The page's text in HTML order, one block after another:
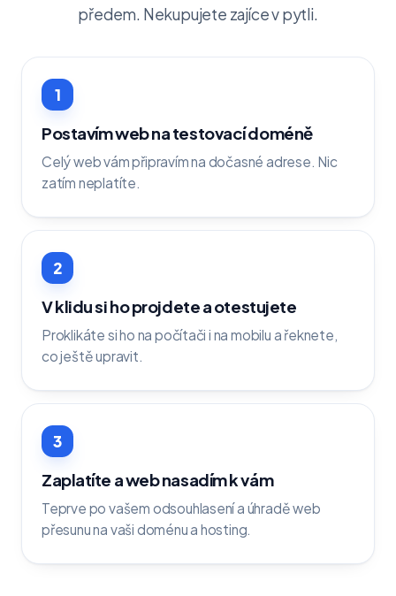
předem. Nekupujete zajíce v pytli.
1
Postavím web na testovací doméně
Celý web vám připravím na dočasné adrese. Nic
zatím neplatíte.
2
V klidu si ho projdete a otestujete
Proklikáte si ho na počítači i na mobilu a řeknete,
co ještě upravit.
3
Zaplatíte a web nasadím k vám
Teprve po vašem odsouhlasení a úhradě web
přesunu na vaši doménu a hosting.